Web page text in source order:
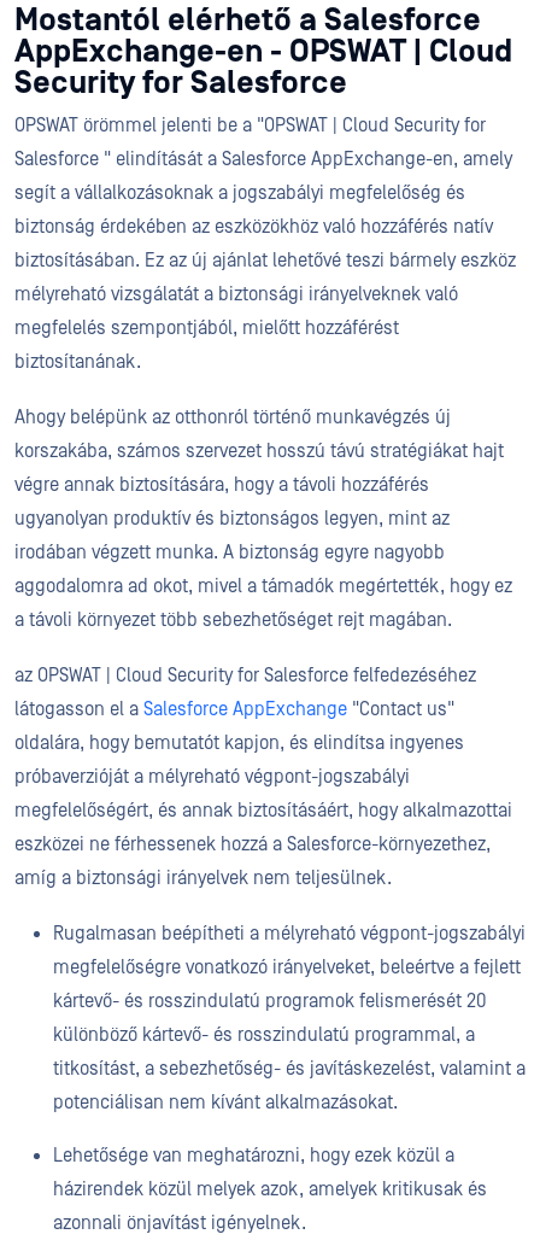
Mostantól elérhető a Salesforce
AppExchange-en - OPSWAT | Cloud
Security for Salesforce
OPSWAT örömmel jelenti be a "OPSWAT | Cloud Security for
Salesforce " elindítását a Salesforce AppExchange-en, amely
segít a vállalkozásoknak a jogszabályi megfelelőség és
biztonság érdekében az eszközökhöz való hozzáférés natív
biztosításában. Ez az új ajánlat lehetővé teszi bármely eszköz
mélyreható vizsgálatát a biztonsági irányelveknek való
megfelelés szempontjából, mielőtt hozzáférést
biztosítanának.
Ahogy belépünk az otthonról történő munkavégzés új
korszakába, számos szervezet hosszú távú stratégiákat hajt
végre annak biztosítására, hogy a távoli hozzáférés
ugyanolyan produktív és biztonságos legyen, mint az
irodában végzett munka. A biztonság egyre nagyobb
aggodalomra ad okot, mivel a támadók megértették, hogy ez
a távoli környezet több sebezhetőséget rejt magában.
az OPSWAT | Cloud Security for Salesforce felfedezéséhez
látogasson el a Salesforce AppExchange "Contact us"
oldalára, hogy bemutatót kapjon, és elindítsa ingyenes
próbaverzióját a mélyreható végpont-jogszabályi
megfelelőségért, és annak biztosításáért, hogy alkalmazottai
eszközei ne férhessenek hozzá a Salesforce-környezethez,
amíg a biztonsági irányelvek nem teljesülnek.
Rugalmasan beépítheti a mélyreható végpont-jogszabályi
megfelelőségre vonatkozó irányelveket, beleértve a fejlett
kártevő- és rosszindulatú programok felismerését 20
különböző kártevő- és rosszindulatú programmal, a
titkosítást, a sebezhetőség- és javításkezelést, valamint a
potenciálisan nem kívánt alkalmazásokat.
Lehetősége van meghatározni, hogy ezek közül a
házirendek közül melyek azok, amelyek kritikusak és
azonnali önjavítást igényelnek.